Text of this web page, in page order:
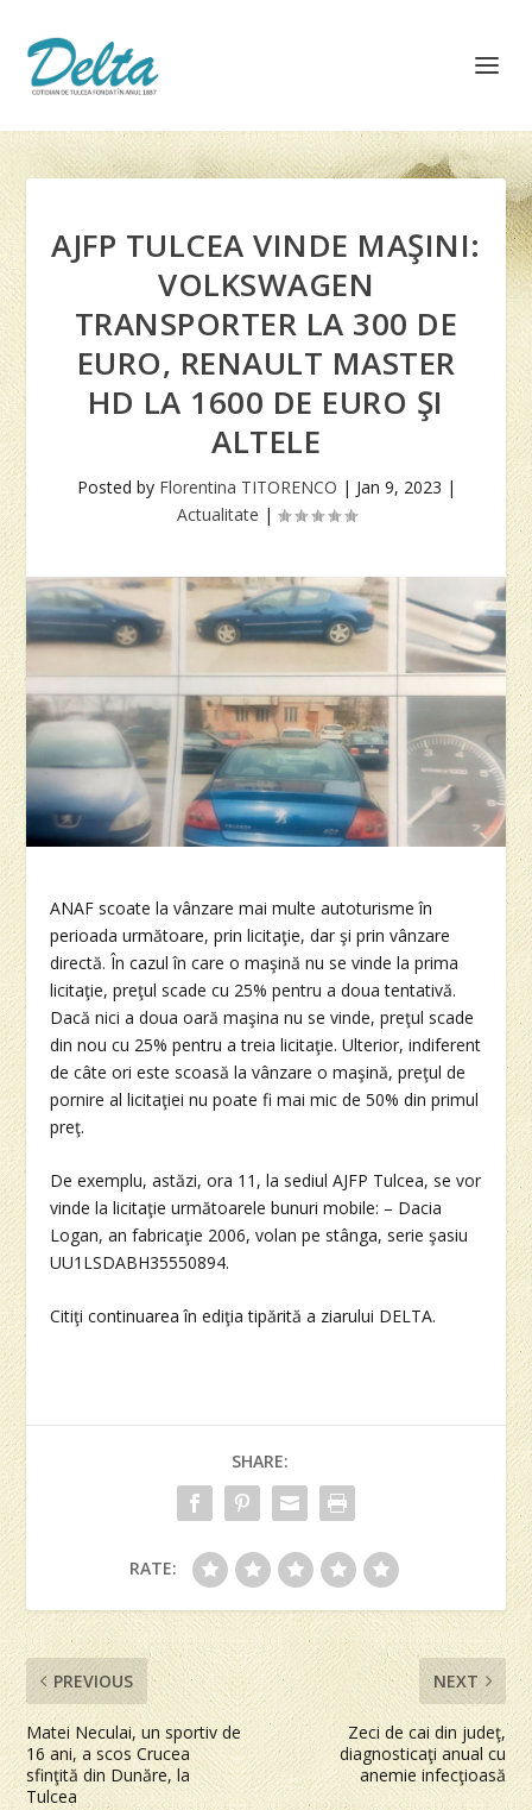
AJFP TULCEA VINDE MAŞINI:
VOLKSWAGEN
TRANSPORTER LA 300 DE
EURO, RENAULT MASTER
HD LA 1600 DE EURO ŞI
ALTELE
Posted by Florentina TITORENCO | Jan 9, 2023 |
Actualitate |
ANAF scoate la vânzare mai multe autoturisme în
perioada următoare, prin licitaţie, dar şi prin vânzare
directă. În cazul în care o maşină nu se vinde la prima
licitaţie, preţul scade cu 25% pentru a doua tentativă.
Dacă nici a doua oară maşina nu se vinde, preţul scade
din nou cu 25% pentru a treia licitaţie. Ulterior, indiferent
de câte ori este scoasă la vânzare o maşină, preţul de
pornire al licitaţiei nu poate fi mai mic de 50% din primul
preţ.
De exemplu, astăzi, ora 11, la sediul AJFP Tulcea, se vor
vinde la licitaţie următoarele bunuri mobile: – Dacia
Logan, an fabricaţie 2006, volan pe stânga, serie şasiu
UU1LSDABH35550894.
Citiţi continuarea în ediţia tipărită a ziarului DELTA.
SHARE:
RATE:
PREVIOUS
Matei Neculai, un sportiv de
16 ani, a scos Crucea
sfinţită din Dunăre, la
Tulcea
NEXT
Zeci de cai din judeţ,
diagnosticaţi anual cu
anemie infecţioasă